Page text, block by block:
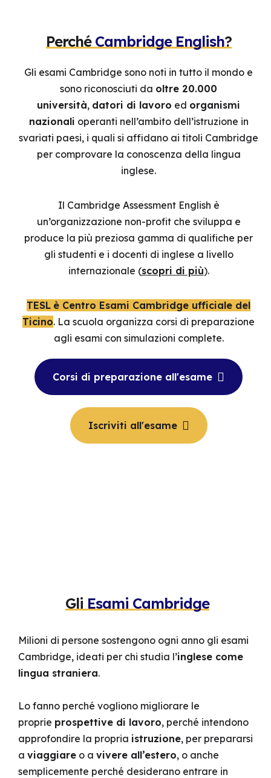
Perché Cambridge English?
Gli esami Cambridge sono noti in tutto il mondo e
sono riconosciuti da oltre 20.000
università, datori di lavoro ed organismi
nazionali operanti nell’ambito dell’istruzione in
svariati paesi, i quali si affidano ai titoli Cambridge
per comprovare la conoscenza della lingua
inglese.
Il Cambridge Assessment English è
un’organizzazione non-profit che sviluppa e
produce la più preziosa gamma di qualifiche per
gli studenti e i docenti di inglese a livello
internazionale (scopri di più).
TESL è Centro Esami Cambridge ufficiale del
Ticino. La scuola organizza corsi di preparazione
agli esami con simulazioni complete.
Corsi di preparazione all'esame
Iscriviti all'esame
Gli Esami Cambridge
Milioni di persone sostengono ogni anno gli esami
Cambridge, ideati per chi studia l’inglese come
lingua straniera.
Lo fanno perché vogliono migliorare le
proprie prospettive di lavoro, perché intendono
approfondire la propria istruzione, per prepararsi
a viaggiare o a vivere all’estero, o anche
semplicemente perché desiderano entrare in